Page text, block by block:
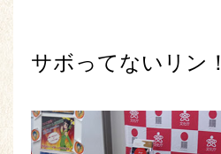
サボってないリン！